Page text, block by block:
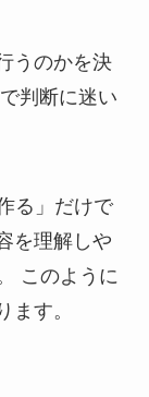
うのかを決
判断に迷い
る」だけで
を理解しや
このように
ます。